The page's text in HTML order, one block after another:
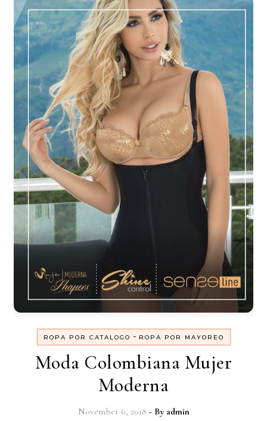
ROPA POR CATALOGO - ROPA POR MAYOREO
Moda Colombiana Mujer
Moderna
November 6, 2018 - By admin